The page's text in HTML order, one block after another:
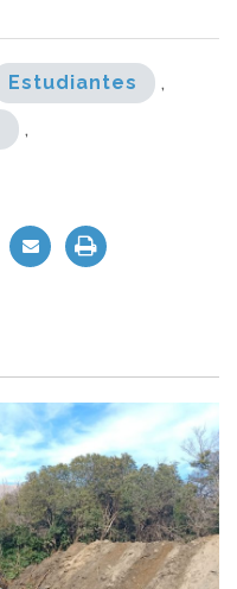
Estudiantes ,
,